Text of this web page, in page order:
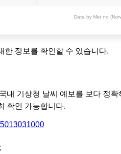
Data by Met.no
한 정보를 확인할 수 있습니다.
내 기상청 날씨 예보를 보다 정
확인 가능합니다.